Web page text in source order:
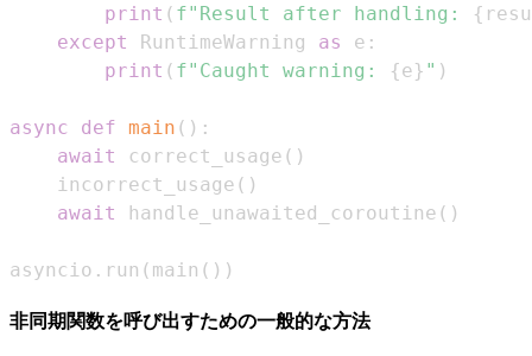
print ( f"Result after handling: {
except
RuntimeWarning as e :
print ( f"Caught warning: {e} " )
async def main ( ) :
await
correct_usage ( )
    incorrect_usage
( )
await
handle_unawaited_coroutine ( )
asyncio . run ( main ( ) )
非同期関数を呼び出すための一般的な方法